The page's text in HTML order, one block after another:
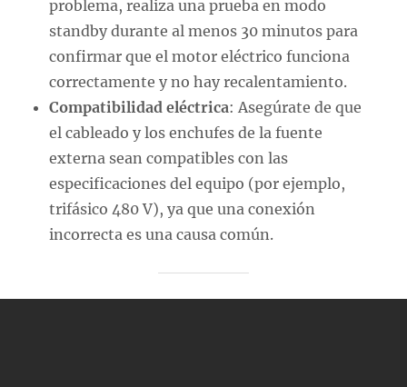
problema, realiza una prueba en modo
standby durante al menos 30 minutos para
confirmar que el motor eléctrico funciona
correctamente y no hay recalentamiento.
Compatibilidad eléctrica: Asegúrate de que
el cableado y los enchufes de la fuente
externa sean compatibles con las
especificaciones del equipo (por ejemplo,
trifásico 480 V), ya que una conexión
incorrecta es una causa común.